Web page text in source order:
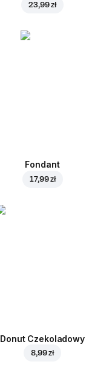
23,99 zł
Fondant
17,99 zł
Donut Czekoladowy
8,99 zł